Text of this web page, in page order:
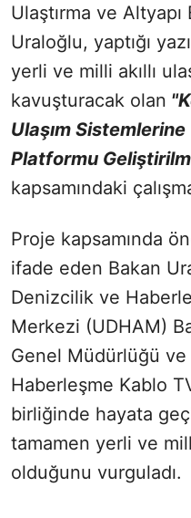
Ulaştırma ve
Uraloğlu, yaptığı
yerli ve milli akıllı
kavuşturacak olan
Ulaşım Sistemlerine
Platformu
kapsamındaki
Proje kapsamında
ifade eden Bakan
Denizcilik ve
Merkezi (UDHAM)
Genel Müdürlüğü
Haberleşme Kablo
birliğinde hayata
tamamen yerli ve
olduğunu vurguladı.